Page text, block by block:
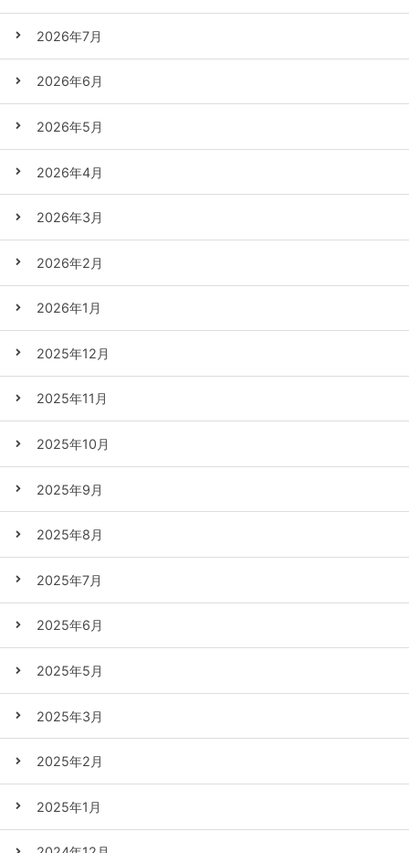
2026年7月
2026年6月
2026年5月
2026年4月
2026年3月
2026年2月
2026年1月
2025年12月
2025年11月
2025年10月
2025年9月
2025年8月
2025年7月
2025年6月
2025年5月
2025年3月
2025年2月
2025年1月